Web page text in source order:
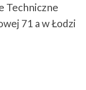
Techniczne
71 a w Łodzi